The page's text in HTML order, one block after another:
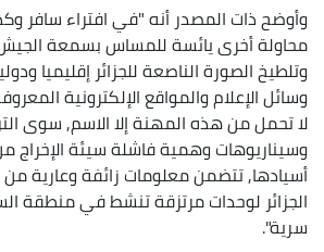
وأوضح ذات المصدر أنه "في افتراء سافر
محاولة أخرى يائسة للمساس بسمعة
وتلطيخ الصورة الناصعة للجزائر إقليميا
وسائل الإعلام والمواقع الإلكترونية
لا تحمل من هذه المهنة إلا الاسم, سوى
وسيناريوهات وهمية فاشلة سيئة الإخراج
أسيادها, تتضمن معلومات زائفة وعارية من
الجزائر لوحدات مرتزقة تنشط في منطقة
سرية".